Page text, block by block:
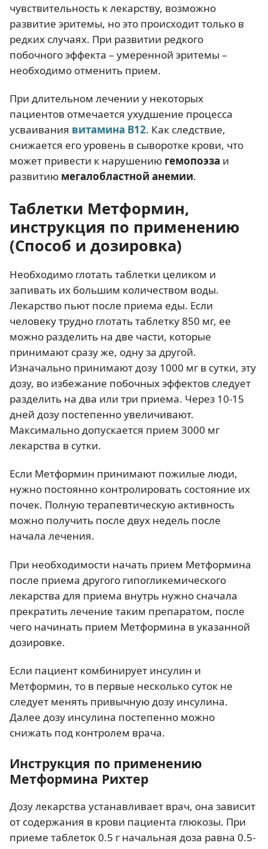
чувствительность к лекарству, возможно
развитие эритемы, но это происходит только в
редких случаях. При развитии редкого
побочного эффекта – умеренной эритемы –
необходимо отменить прием.
При длительном лечении у некоторых
пациентов отмечается ухудшение процесса
усваивания витамина В12. Как следствие,
снижается его уровень в сыворотке крови, что
может привести к нарушению гемопоэза и
развитию мегалобластной анемии.
Таблетки Метформин,
инструкция по применению
(Способ и дозировка)
Необходимо глотать таблетки целиком и
запивать их большим количеством воды.
Лекарство пьют после приема еды. Если
человеку трудно глотать таблетку 850 мг, ее
можно разделить на две части, которые
принимают сразу же, одну за другой.
Изначально принимают дозу 1000 мг в сутки, эту
дозу, во избежание побочных эффектов следует
разделить на два или три приема. Через 10-15
дней дозу постепенно увеличивают.
Максимально допускается прием 3000 мг
лекарства в сутки.
Если Метформин принимают пожилые люди,
нужно постоянно контролировать состояние их
почек. Полную терапевтическую активность
можно получить после двух недель после
начала лечения.
При необходимости начать прием Метформина
после приема другого гипогликемического
лекарства для приема внутрь нужно сначала
прекратить лечение таким препаратом, после
чего начинать прием Метформина в указанной
дозировке.
Если пациент комбинирует инсулин и
Метформин, то в первые несколько суток не
следует менять привычную дозу инсулина.
Далее дозу инсулина постепенно можно
снижать под контролем врача.
Инструкция по применению
Метформина Рихтер
Дозу лекарства устанавливает врач, она зависит
от содержания в крови пациента глюкозы. При
приеме таблеток 0.5 г начальная доза равна 0.5-